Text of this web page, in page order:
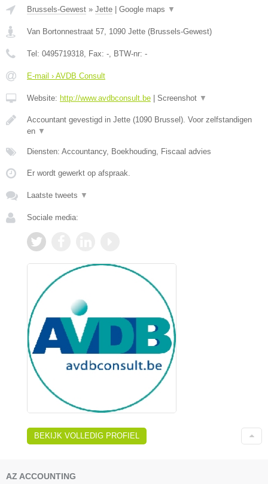
Brussels-Gewest » Jette | Google maps ▼
Van Bortonnestraat 57 1090 Jette (Brussels-Gewest)
Tel: 0495719318 , Fax: - , BTW-nr: -
E-mail › AVDB Consult
Website: http://www.avdbconsult.be | Screenshot ▼
Accountant gevestigd in Jette (1090 Brussel). Voor zelfstandigen
en ▼
Diensten: Accountancy, Boekhouding, Fiscaal advies
Er wordt gewerkt op afspraak.
Laatste tweets ▼
Sociale media:
BEKIJK VOLLEDIG PROFIEL
AZ ACCOUNTING